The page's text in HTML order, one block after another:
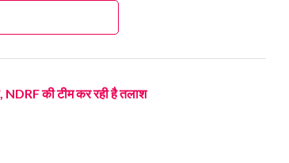
NDRF की टीम कर रही है तलाश